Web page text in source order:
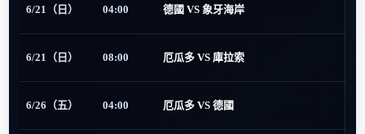
6/21（日） 04:00 德國 VS 象牙海岸
6/21（日） 08:00 厄瓜多 VS 庫拉索
6/26（五） 04:00 厄瓜多 VS 德國